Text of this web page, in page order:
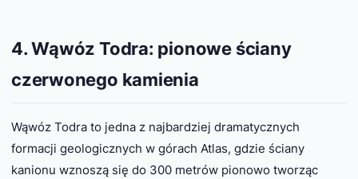
4. Wąwóz Todra: pionowe ściany
czerwonego kamienia
Wąwóz Todra to jedna z najbardziej dramatycznych
formacji geologicznych w górach Atlas, gdzie ściany
kanionu wznoszą się do 300 metrów pionowo tworząc